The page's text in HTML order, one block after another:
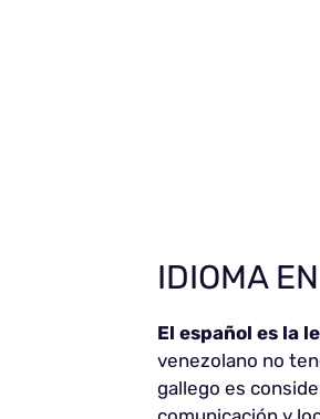
IDIOMA
El español es la
venezolano no
gallego es